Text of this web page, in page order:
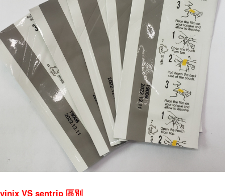
vinix VS sentrip 區別